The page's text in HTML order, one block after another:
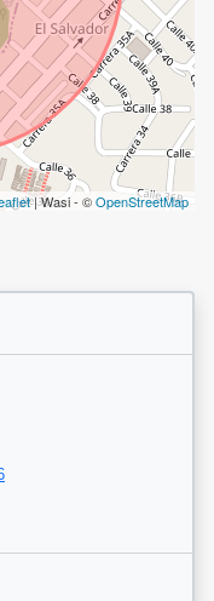
| Wasi - ©OpenStreetMap